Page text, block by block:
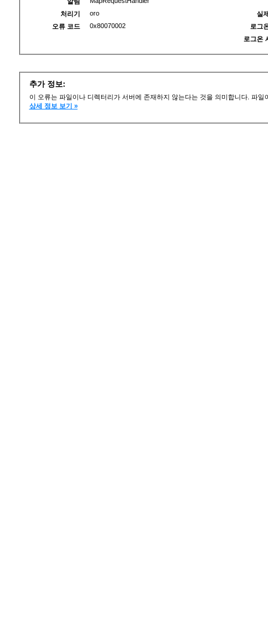
처리기
oro
오류 코드
0x80070002
실
로그
로그온
추가 정보:
이 오류는 파일이나 디렉터리가 서버에 존재하지 않는다는 것을 의미합니다. 파
상세 정보 보기 »